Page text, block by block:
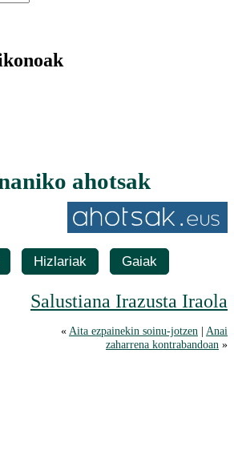
ahotsak
Hizlariak Gaiak
Salustiana Irazusta Iraola
«Aita ezpainekin soinu-jotzen | Anai
zaharrena kontrabandoan »